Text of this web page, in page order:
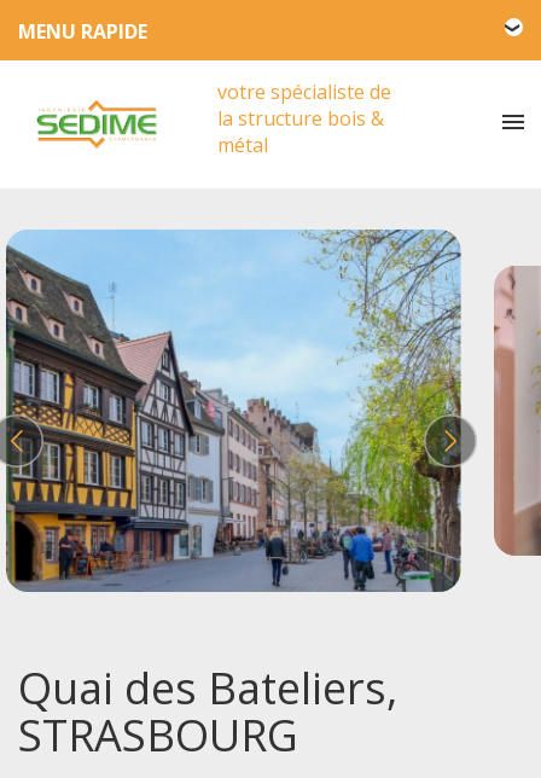
Engagement HSE
Actualités
Vidéos
votre spécialiste de
la structure bois &
métal
Quai des Bateliers,
STRASBOURG